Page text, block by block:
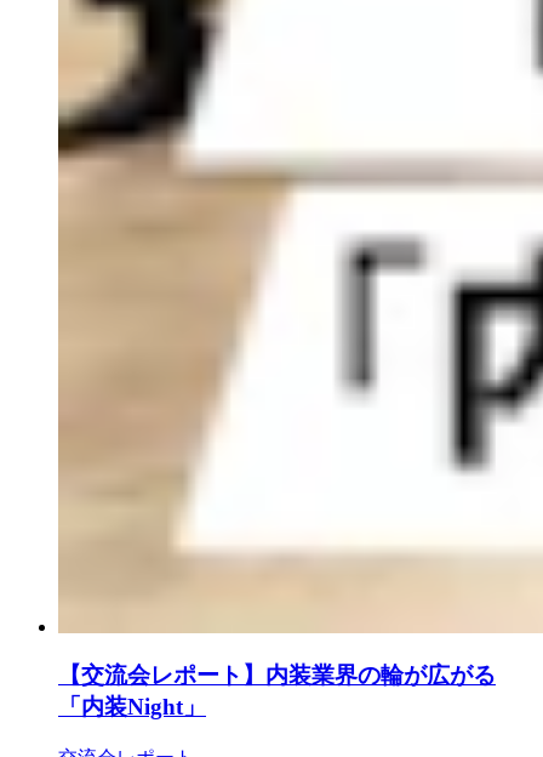
【交流会レポート】内装業界の輪が広がる
「内装Night」